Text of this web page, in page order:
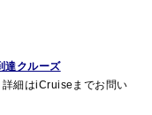
達クルーズ
細はiCruise までお問い